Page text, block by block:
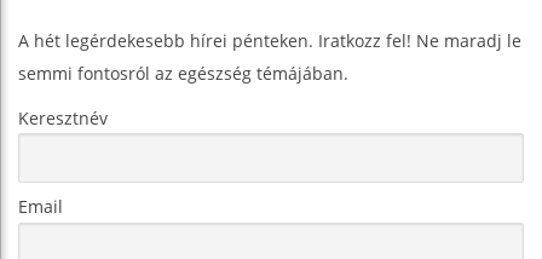
A hét legérdekesebb hírei pénteken. Iratkozz fel! Ne maradj le
semmi fontosról az egészség témájában.
Keresztnév
Email